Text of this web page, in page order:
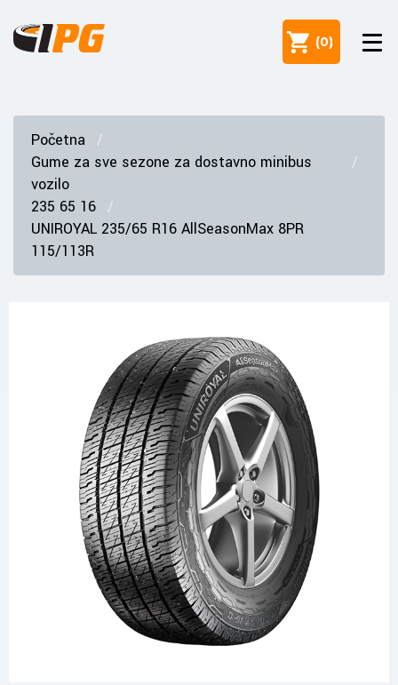
(0)
Početna
Gume za sve sezone za dostavno minibus
vozilo
235 65 16
UNIROYAL 235/65 R16 AllSeasonMax 8PR
115/113R